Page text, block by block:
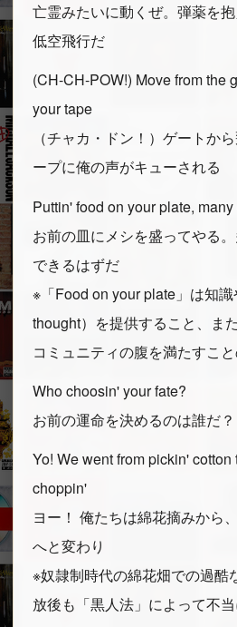
亡霊みたいに動くぜ。弾薬を
低空飛行だ
(CH-CH-POW!) Move from the
your tape
（チャカ・ドン！）ゲートか
ープに俺の声がキューされる
Puttin' food on your plate,
お前の皿にメシを盛ってやる
できるはずだ
※「Food on your plate」は知
thought）を提供すること、ま
コミュニティの腹を満たすこと
Who choosin' your fate?
お前の運命を決めるのは誰だ？
Yo! We went from pickin'
choppin'
ヨー！ 俺たちは綿花摘みから
へと変わり
※奴隷制時代の綿花畑での過酷
放後も「黒人法」によって不